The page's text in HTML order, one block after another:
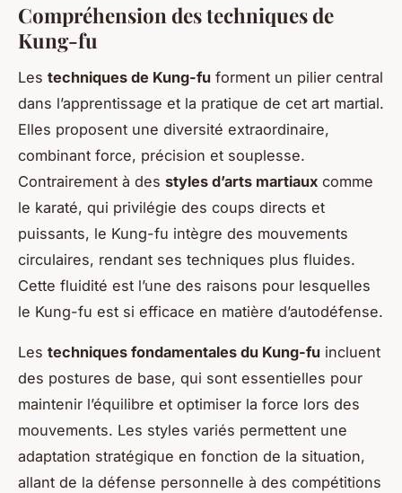
Compréhension des techniques de
Kung-fu
Les techniques de Kung-fu forment un pilier central
dans l’apprentissage et la pratique de cet art martial.
Elles proposent une diversité extraordinaire,
combinant force, précision et souplesse.
Contrairement à des styles d’arts martiaux comme
le karaté, qui privilégie des coups directs et
puissants, le Kung-fu intègre des mouvements
circulaires, rendant ses techniques plus fluides.
Cette fluidité est l’une des raisons pour lesquelles
le Kung-fu est si efficace en matière d’autodéfense.
Les techniques fondamentales du Kung-fu incluent
des postures de base, qui sont essentielles pour
maintenir l’équilibre et optimiser la force lors des
mouvements. Les styles variés permettent une
adaptation stratégique en fonction de la situation,
allant de la défense personnelle à des compétitions